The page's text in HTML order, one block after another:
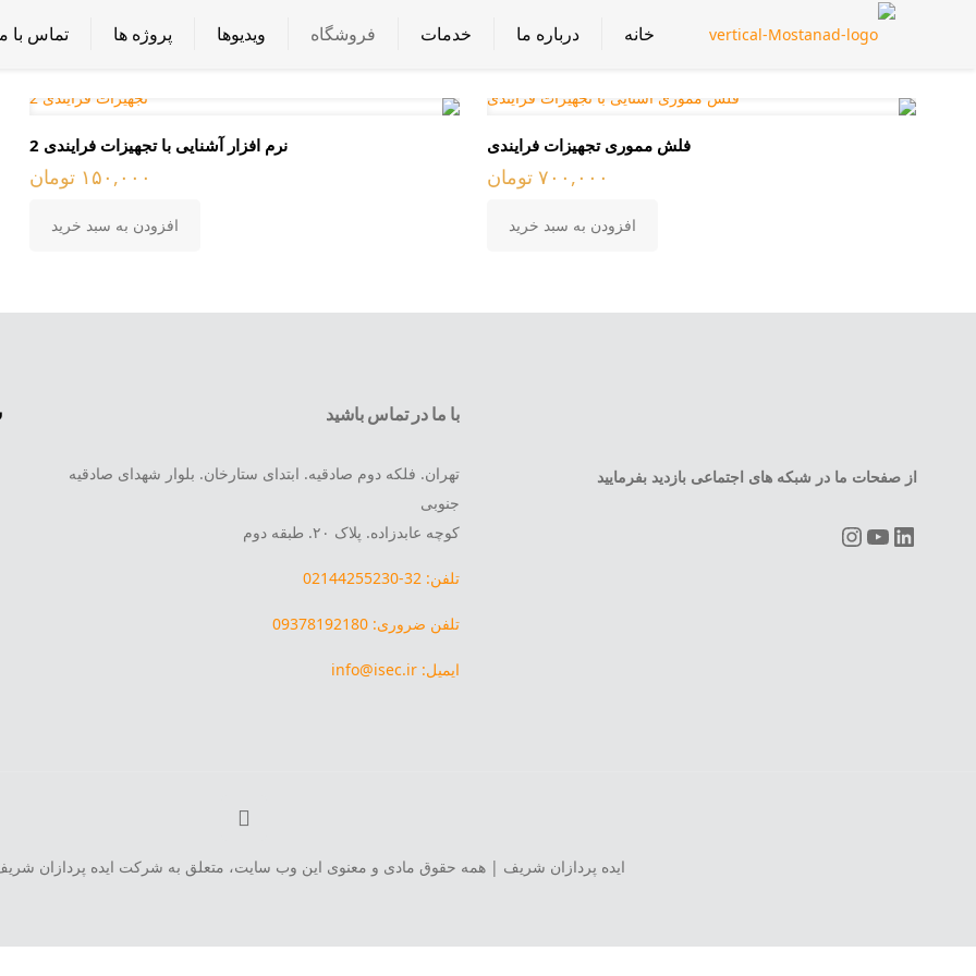
خانه درباره ما خدمات فروشگاه ویدیوها پروژه ها تماس با
فلش مموری تجهیزات فرایندی
۷۰۰,۰۰۰ تومان
افزودن به سبد خرید
نرم افزار آشنایی با تجهیزات فرایندی 2
۱۵۰,۰۰۰ تومان
افزودن به سبد خرید
از صفحات ما در شبکه های اجتماعی بازدید بفرمایید
LinkedIn
YouTube
Instagram
با ما در تماس باشید
تهران. فلکه دوم صادقیه. ابتدای ستارخان. بلوار شهدای صادقیه
جنوبی
کوچه عابدزاده. پلاک ۲۰. طبقه دوم
تلفن: 32-02144255230
تلفن ضروری: 09378192180
ایمیل: info@isec.ir
ایده پردازان شریف | همه حقوق مادی و معنوی این وب سایت، متعلق به شرکت ایده پردازان شریف